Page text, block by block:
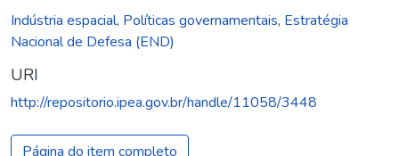
Indústria espacial, Políticas governamentais, Estratégia
Nacional de Defesa (END)
URI
http://repositorio.ipea.gov.br/handle/11058/3448
Página do item completo